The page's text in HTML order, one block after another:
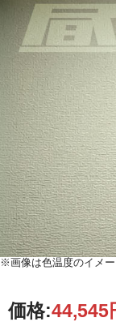
※画像は色温度のイメ
価格:44,545